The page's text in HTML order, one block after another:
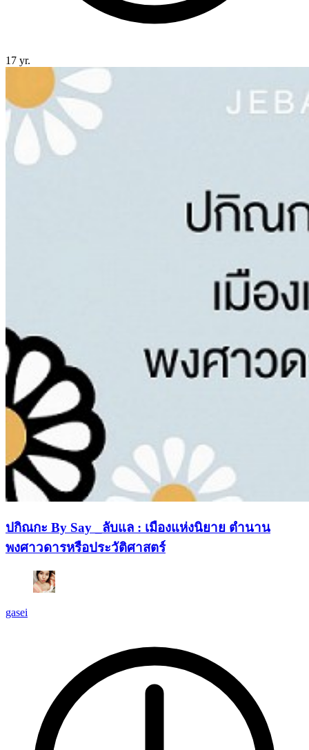
17 yr.
ปกิณกะ By Say _ลับแล : เมืองแห่งนิยาย ตำนาน
พงศาวดารหรือประวัติศาสตร์
gasei